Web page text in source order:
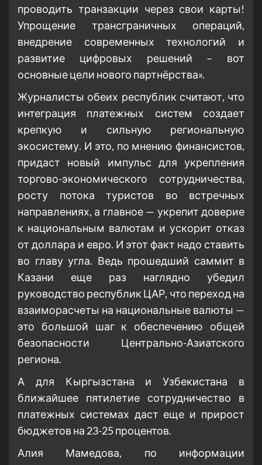
проводить транзакции через свои карты!
Упрощение трансграничных операций,
внедрение современных технологий и
развитие цифровых решений – вот
основные цели нового партнёрства».
Журналисты обеих республик считают, что
интеграция платежных систем создает
крепкую и сильную региональную
экосистему. И это, по мнению финансистов,
придаст новый импульс для укрепления
торгово-экономического сотрудничества,
росту потока туристов во встречных
направлениях, а главное — укрепит доверие
к национальным валютам и ускорит отказ
от доллара и евро. И этот факт надо ставить
во главу угла. Ведь прошедший саммит в
Казани еще раз наглядно убедил
руководство республик ЦАР, что переход на
взаиморасчеты на национальные валюты —
это большой шаг к обеспечению общей
безопасности Центрально-Азиатского
региона.
А для Кыргызстана и Узбекистана в
ближайшее пятилетие сотрудничество в
платежных системах даст еще и прирост
бюджетов на 23-25 процентов.
Алия Мамедова, по информации